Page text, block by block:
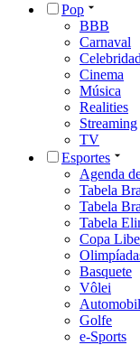
Pop
BBB
Carnaval
Cinema
Música
Realities
Streaming
TV
Esportes
Agenda
Tabela
Tabela
Tabela
Copa
Basquete
Vôlei
Golfe
e-Sports